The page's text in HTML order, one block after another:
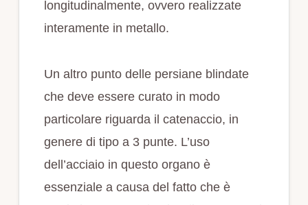
longitudinalmente, ovvero realizzate
interamente in metallo.
Un altro punto delle persiane blindate
che deve essere curato in modo
particolare riguarda il catenaccio, in
genere di tipo a 3 punte. L’uso
dell’acciaio in questo organo è
essenziale a causa del fatto che è